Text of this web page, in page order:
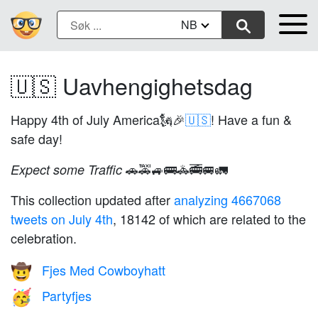
NB
🇺🇸 Uavhengighetsdag
Happy 4th of July America🗽🎉🇺🇸! Have a fun &
safe day!
Expect some Traffic 🚗🚕🚙🚌🚓🚎🚐🚛
This collection updated afteranalyzing 4667068
tweets on July 4th, 18142 of which are related to the
celebration.
🤠 Fjes Med Cowboyhatt
🥳 Partyfjes